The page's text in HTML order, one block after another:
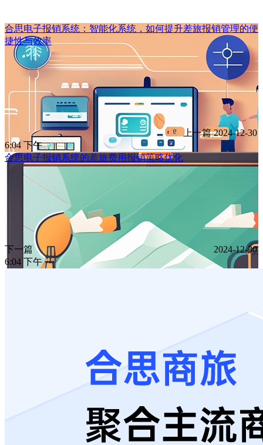
合思电子报销系统：智能化系统，如何提升差旅报销管理的便
捷性与效率
上一篇 2024-12-30
6:04 下午
合思电子报销系统的差旅费用报销策略优化
下一篇
2024-12-30
6:04 下午